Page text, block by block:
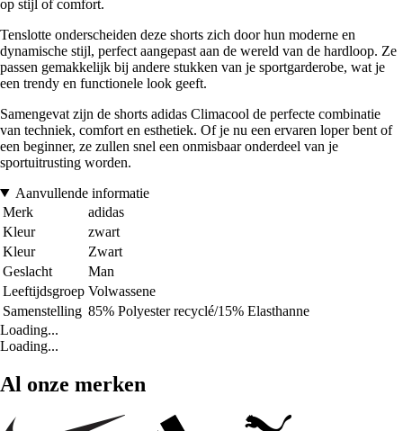
op stijl of comfort.
Tenslotte onderscheiden deze shorts zich door hun moderne en
dynamische stijl, perfect aangepast aan de wereld van de hardloop. Ze
passen gemakkelijk bij andere stukken van je sportgarderobe, wat je
een trendy en functionele look geeft.
Samengevat zijn de shorts adidas Climacool de perfecte combinatie
van techniek, comfort en esthetiek. Of je nu een ervaren loper bent of
een beginner, ze zullen snel een onmisbaar onderdeel van je
sportuitrusting worden.
Aanvullende informatie
Merk
adidas
Kleur
zwart
Kleur
Zwart
Geslacht
Man
Leeftijdsgroep Volwassene
Samenstelling 85% Polyester recyclé/15% Elasthanne
Loading...
Loading...
Al onze merken